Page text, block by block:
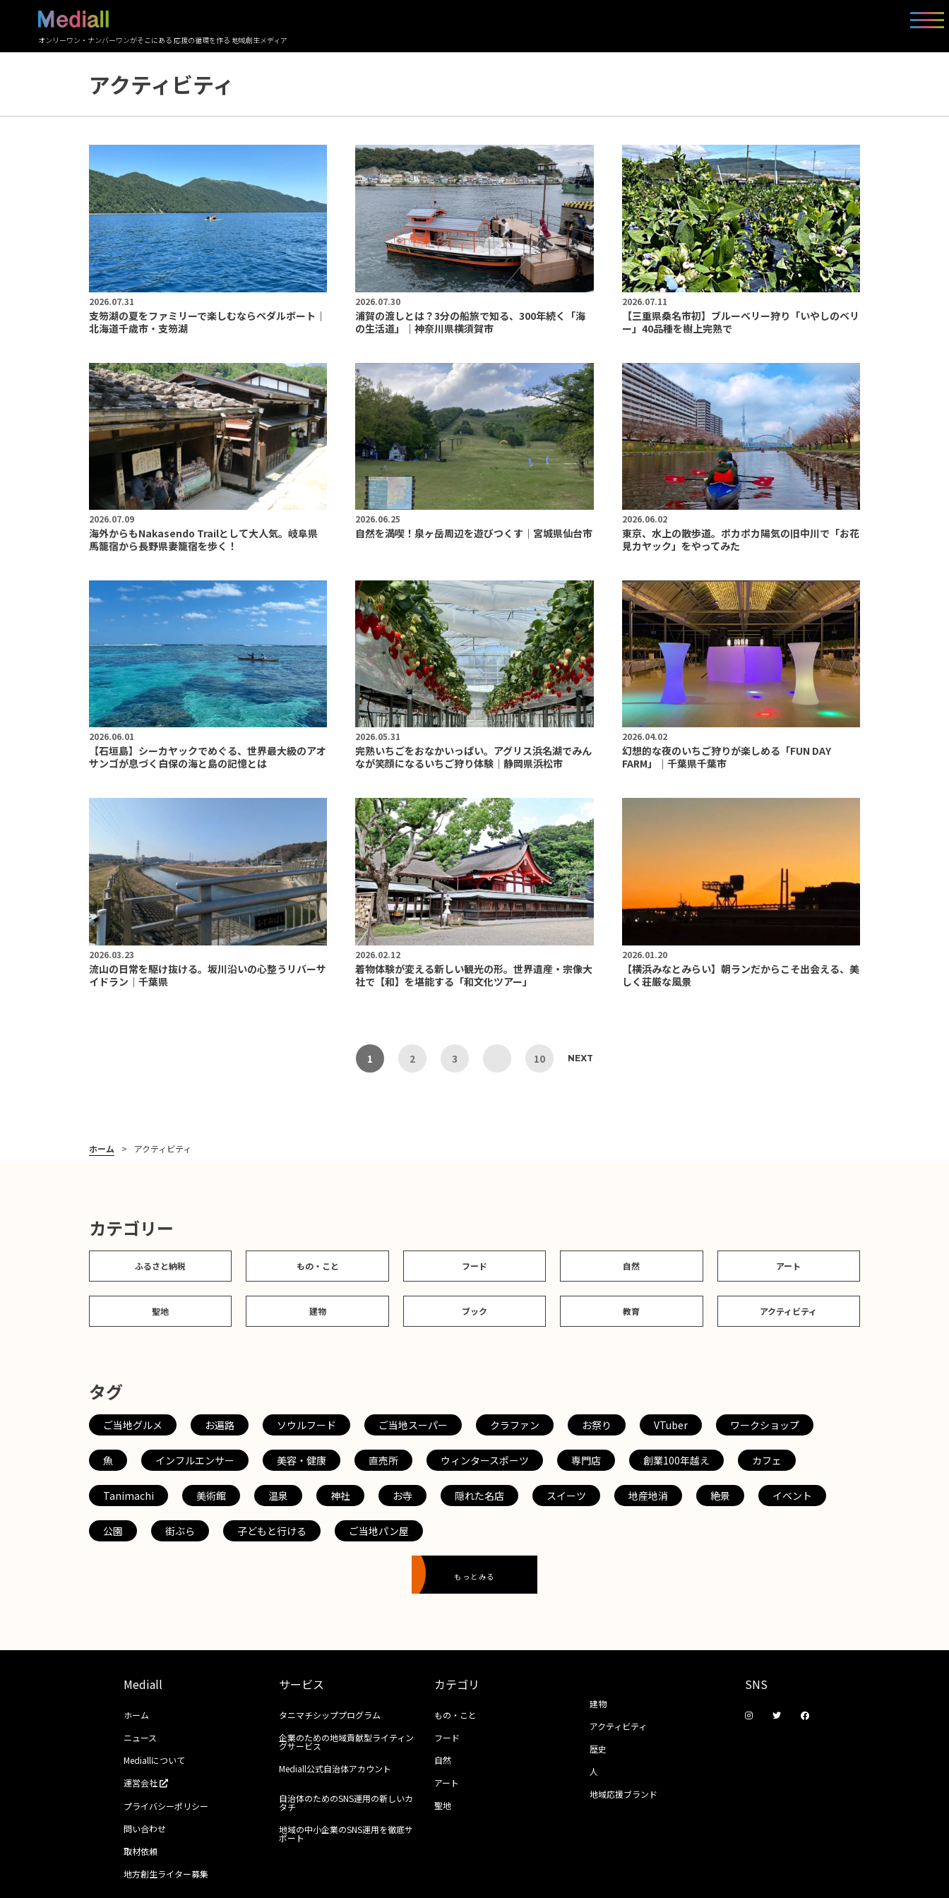
オンリーワン・ナンバーワンがそこにある 応援の循環を作る 地域創生メディア
アクティビティ
2026.07.31
支笏湖の夏をファミリーで楽しむならペダルボート｜
北海道千歳市・支笏湖
2026.07.30
浦賀の渡しとは？3分の船旅で知る、300年続く「海
の生活道」｜神奈川県横須賀市
2026.07.11
【三重県桑名市初】ブルーベリー狩り「いやしのベリ
ー」40品種を樹上完熟で
2026.07.09
海外からもNakasendo Trailとして大人気。岐阜県
馬籠宿から長野県妻籠宿を歩く！
2026.06.25
自然を満喫！泉ヶ岳周辺を遊びつくす｜宮城県仙台市
2026.06.02
東京、水上の散歩道。ポカポカ陽気の旧中川で「お花
見カヤック」をやってみた
2026.06.01
【石垣島】シーカヤックでめぐる、世界最大級のアオ
サンゴが息づく白保の海と島の記憶とは
2026.05.31
完熟いちごをおなかいっぱい。アグリス浜名湖でみん
なが笑顔になるいちご狩り体験｜静岡県浜松市
2026.04.02
幻想的な夜のいちご狩りが楽しめる「FUN DAY
FARM」｜千葉県千葉市
2026.03.23
流山の日常を駆け抜ける。坂川沿いの心整うリバーサ
イドラン｜千葉県
2026.02.12
着物体験が変える新しい観光の形。世界遺産・宗像大
社で【和】を堪能する「和文化ツアー」
2026.01.20
【横浜みなとみらい】朝ランだからこそ出会える、美
しく荘厳な風景
1 2 3 10 NEXT
ホーム アクティビティ
カテゴリー
ふるさと納税 もの・こと フード 自然 アート
聖地 建物 ブック 教育 アクティビティ
タグ
ご当地グルメ お遍路 ソウルフード ご当地スーパー クラファン お祭り VTuber ワークショップ
魚 インフルエンサー 美容・健康 直売所 ウィンタースポーツ 専門店 創業100年越え カフェ
Tanimachi 美術館 温泉 神社 お寺 隠れた名店 スイーツ 地産地消 絶景 イベント
公園 街ぶら 子どもと行ける ご当地パン屋
もっとみる
Mediall
ホーム
ニュース
Mediallについて
運営会社
プライバシーポリシー
問い合わせ
取材依頼
地方創生ライター募集
サービス
タニマチシッププログラム
企業のための地域貢献型ライティン
グサービス
Mediall公式自治体アカウント
自治体のためのSNS運用の新しいカ
タチ
地域の中小企業のSNS運用を徹底サ
ポート
カテゴリ
もの・こと
フード
自然
アート
聖地
建物
アクティビティ
歴史
人
地域応援ブランド
SNS